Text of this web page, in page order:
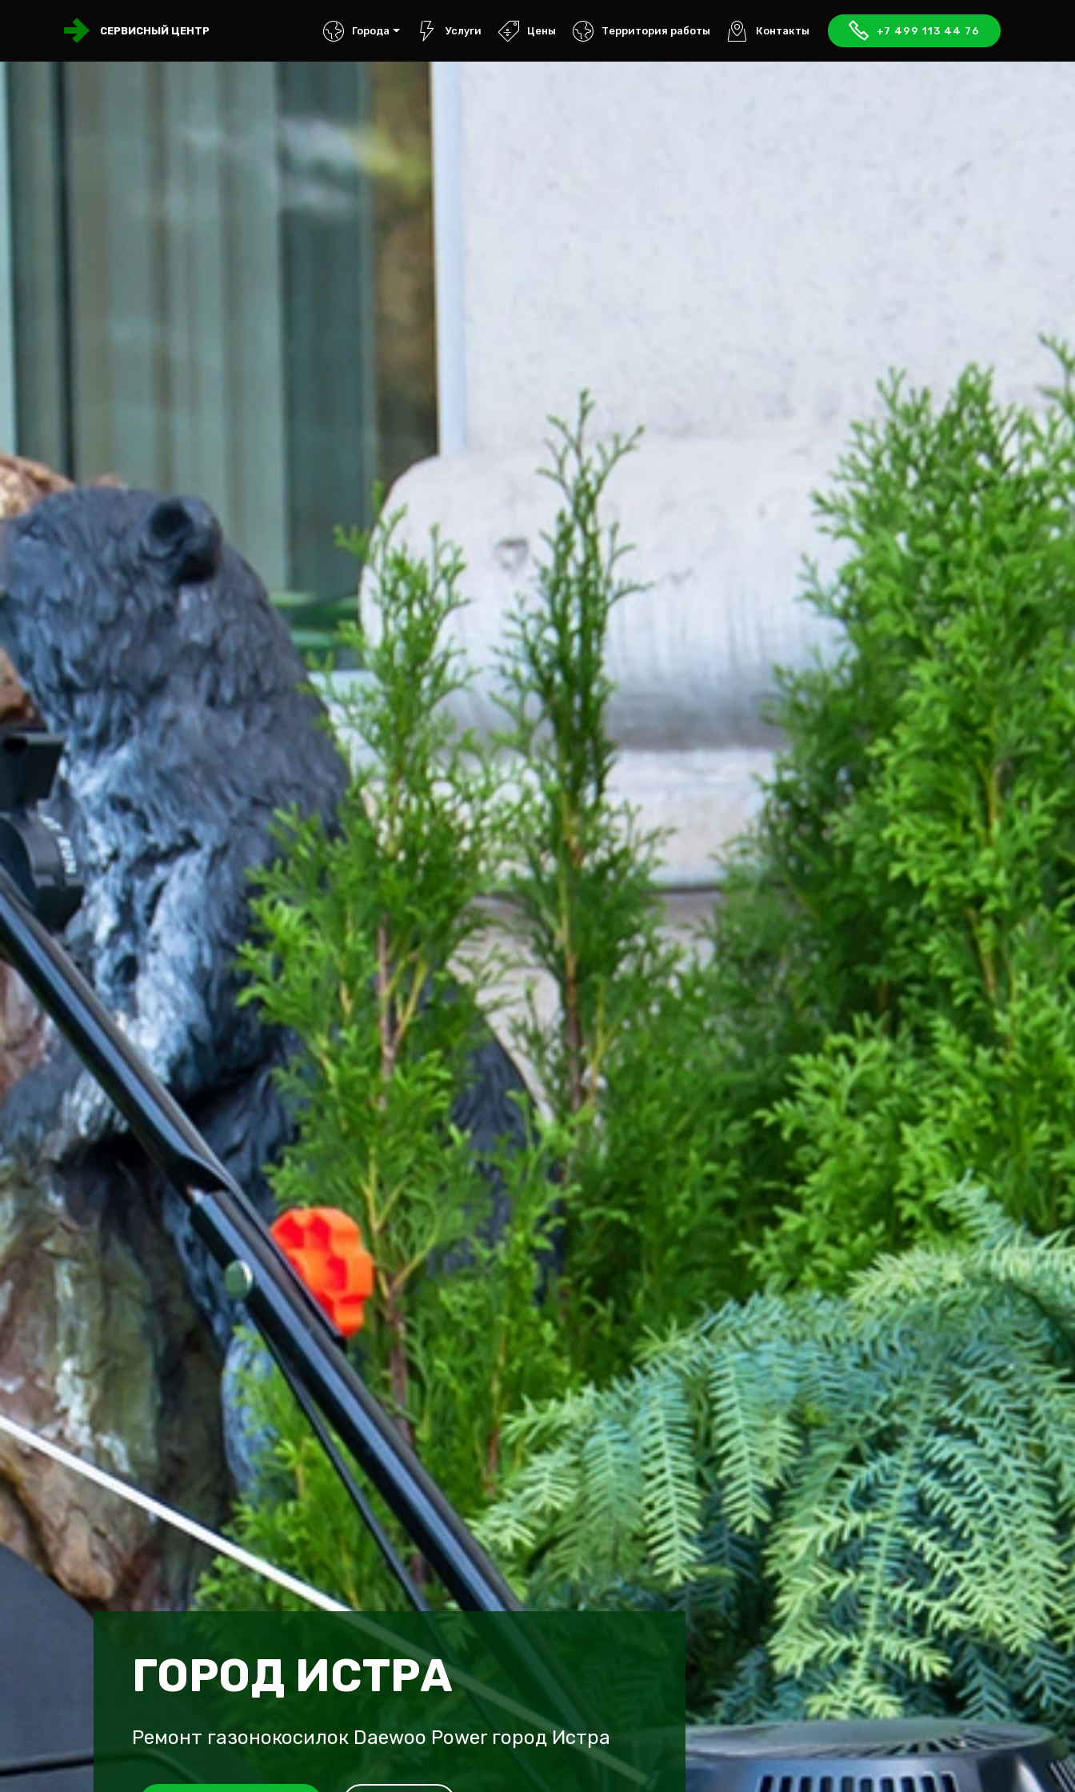
СЕРВИСНЫЙ ЦЕНТР Города Услуги Цены Территория работы Контакты +7 499 113 44 76
ГОРОД ИСТРА
Ремонт газонокосилок Daewoo Power город Истра